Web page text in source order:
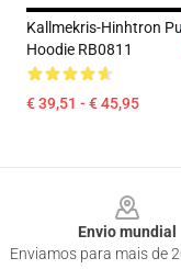
Kallmekris-Hinhtron
Hoodie RB0811
€ 39,51 - € 45,95
Envio mundial
Enviamos para mais de